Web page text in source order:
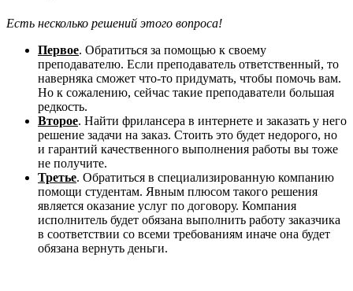
Есть несколько решений этого вопроса!
Первое. Обратиться за помощью к своему
преподавателю. Если преподаватель ответственный, то
наверняка сможет что-то придумать, чтобы помочь вам.
Но к сожалению, сейчас такие преподаватели большая
редкость.
Второе. Найти фрилансера в интернете и заказать у него
решение задачи на заказ. Стоить это будет недорого, но
и гарантий качественного выполнения работы вы тоже
не получите.
Третье. Обратиться в специализированную компанию
помощи студентам. Явным плюсом такого решения
является оказание услуг по договору. Компания
исполнитель будет обязана выполнить работу заказчика
в соответствии со всеми требованиям иначе она будет
обязана вернуть деньги.